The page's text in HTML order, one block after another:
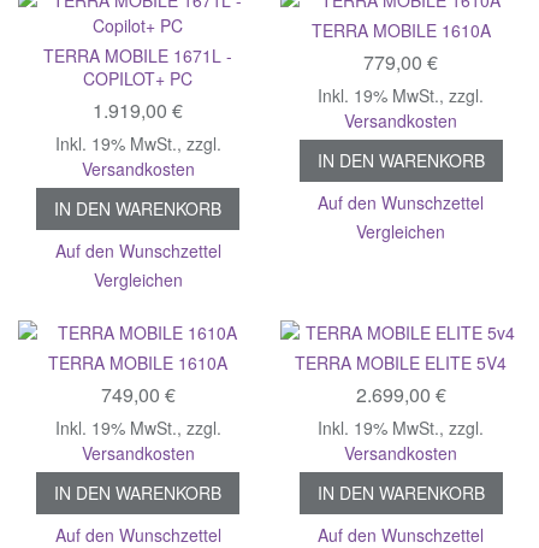
TERRA MOBILE 1671L -
COPILOT+ PC
1.919,00 €
Inkl. 19% MwSt., zzgl.
Versandkosten
IN DEN WARENKORB
Auf den Wunschzettel
Vergleichen
TERRA MOBILE 1610A
779,00 €
Inkl. 19% MwSt.,zzgl.
Versandkosten
IN DEN WARENKORB
Auf den Wunschzettel
Vergleichen
TERRA MOBILE 1610A
749,00 €
Inkl. 19% MwSt., zzgl.
Versandkosten
IN DEN WARENKORB
Auf den Wunschzettel
TERRA MOBILE ELITE 5V4
2.699,00 €
Inkl. 19% MwSt.,zzgl.
Versandkosten
IN DEN WARENKORB
Auf den Wunschzettel